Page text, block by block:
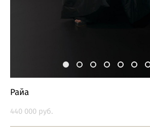
Райа
440 000 pуб.